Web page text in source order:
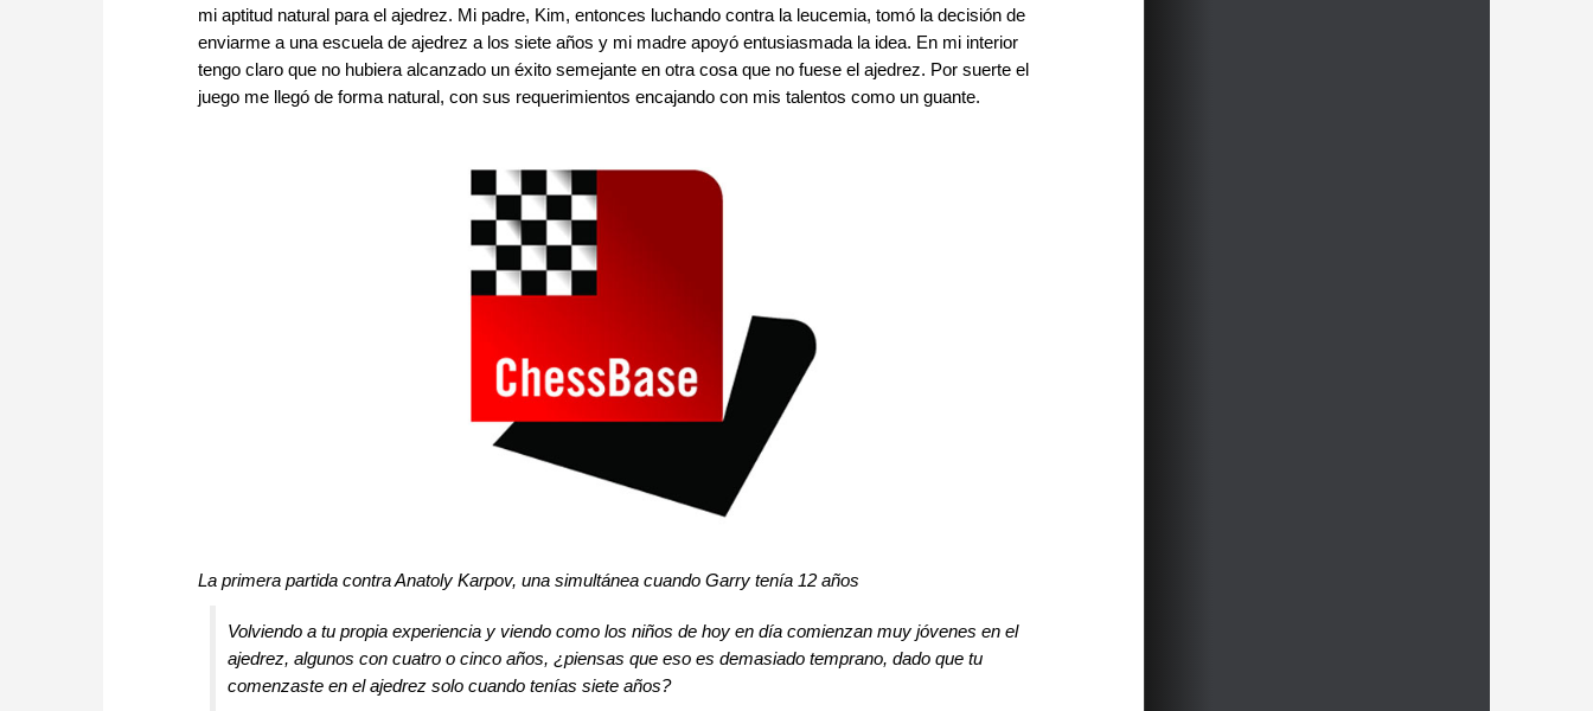
mi aptitud natural para el ajedrez. Mi padre, Kim, entonces luchando contra la leucemia, tomó la decisión de
enviarme a una escuela de ajedrez a los siete años y mi madre apoyó entusiasmada la idea. En mi interior
tengo claro que no hubiera alcanzado un éxito semejante en otra cosa que no fuese el ajedrez. Por suerte el
juego me llegó de forma natural, con sus requerimientos encajando con mis talentos como un guante.
La primera partida contra Anatoly Karpov, una simultánea cuando Garry tenía 12 años
Volviendo a tu propia experiencia y viendo como los niños de hoy en día comienzan muy jóvenes en el
ajedrez, algunos con cuatro o cinco años, ¿piensas que eso es demasiado temprano, dado que tu
comenzaste en el ajedrez solo cuando tenías siete años?